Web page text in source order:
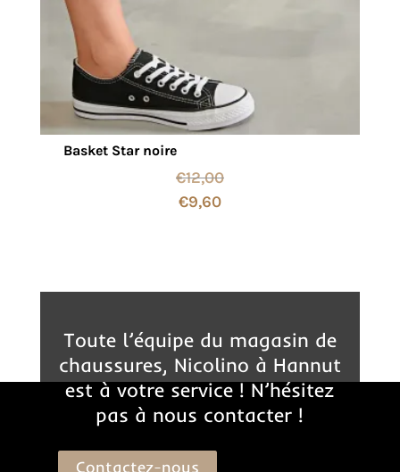
Basket Star noire
€12,00
€9,60
Toute l’équipe du magasin de
chaussures, Nicolino à Hannut
est à votre service ! N’hésitez
pas à nous contacter !
Contactez-nous